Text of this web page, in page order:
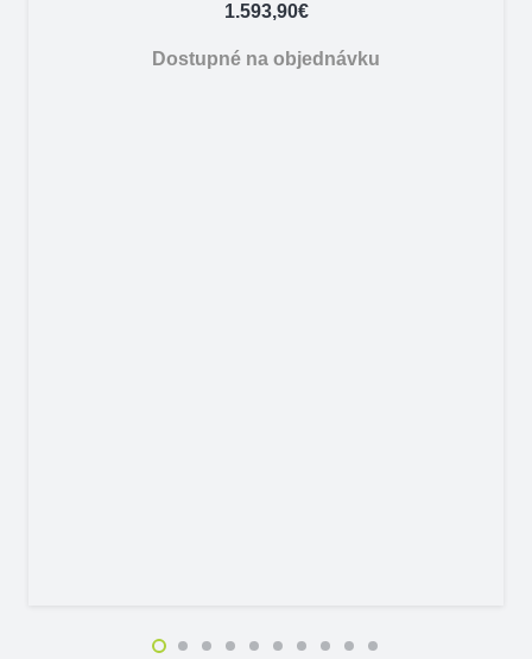
1.593,90€
Dostupné na objednávku